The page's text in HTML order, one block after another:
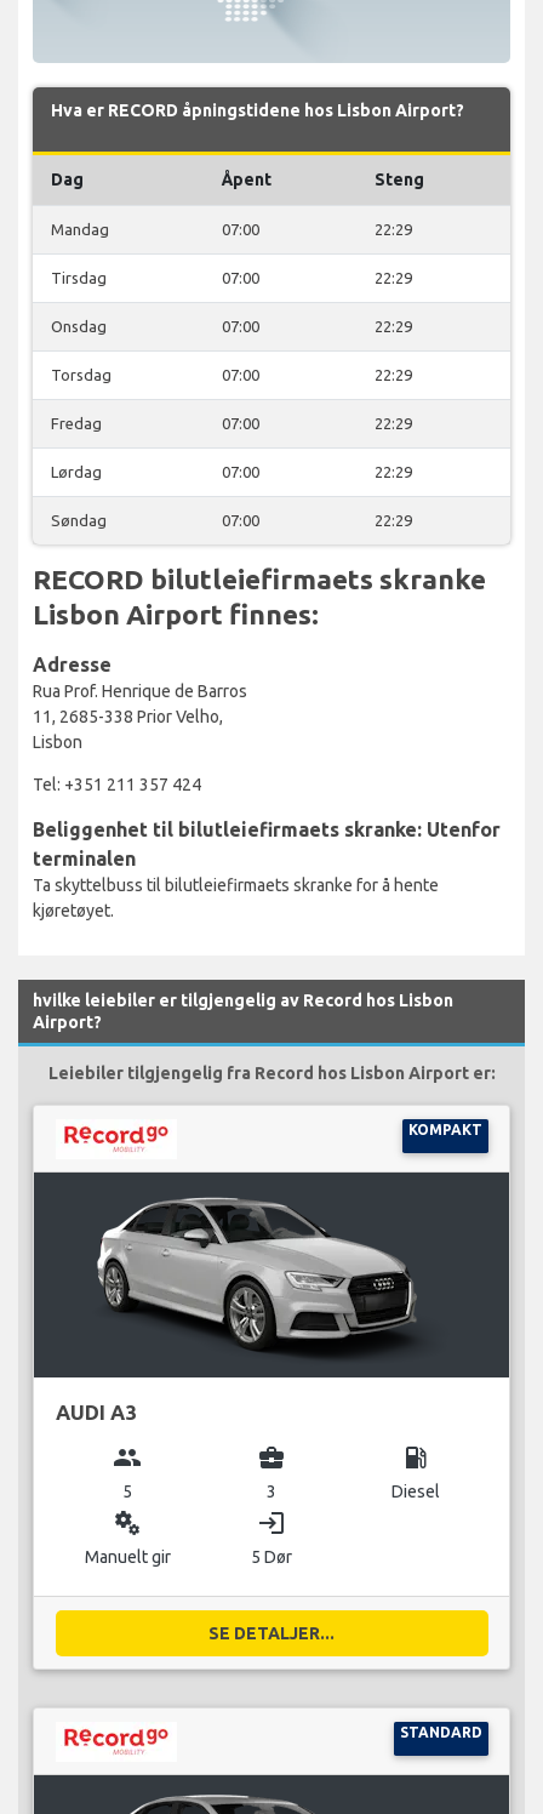
Hva er RECORD åpningstidene hos Lisbon Airport?
Dag Åpent Steng
Mandag 07:00 22:29
Tirsdag 07:00 22:29
Onsdag 07:00 22:29
Torsdag 07:00 22:29
Fredag 07:00 22:29
Lørdag 07:00 22:29
Søndag 07:00 22:29
RECORD bilutleiefirmaets skranke
Lisbon Airport finnes:
Adresse
Rua Prof. Henrique de Barros
11, 2685-338 Prior Velho,
Lisbon
Tel: +351 211 357 424
Beliggenhet til bilutleiefirmaets skranke: Utenfor
terminalen
Ta skyttelbuss til bilutleiefirmaets skranke for å hente
kjøretøyet.
hvilke leiebiler er tilgjengelig av Record hos Lisbon
Airport?
Leiebiler tilgjengelig fra Record hos Lisbon Airport er:
KOMPAKT
AUDI A3
group
5
business_center
3
local_gas_station
Diesel
miscellaneous_services
Manuelt gir
login
5 Dør
SE DETALJER...
STANDARD